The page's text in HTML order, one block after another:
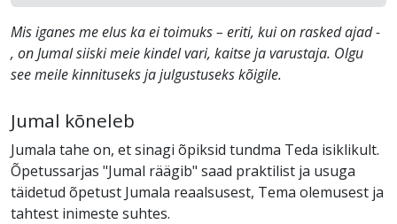
Mis iganes me elus ka ei toimuks – eriti, kui on rasked ajad -
, on Jumal siiski meie kindel vari, kaitse ja varustaja. Olgu
see meile kinnituseks ja julgustuseks kõigile.
Jumal kõneleb
Jumala tahe on, et sinagi õpiksid tundma Teda isiklikult.
Õpetussarjas "Jumal räägib" saad praktilist ja usuga
täidetud õpetust Jumala reaalsusest, Tema olemusest ja
tahtest inimeste suhtes.